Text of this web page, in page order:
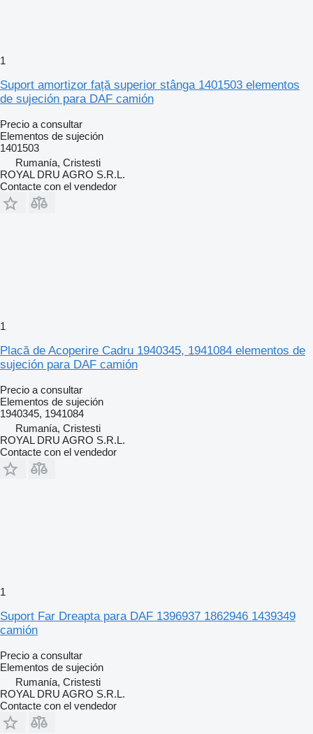
1
Suport amortizor față superior stânga 1401503 elementos
de sujeción para DAF camión
Precio a consultar
Elementos de sujeción
1401503
Rumanía, Cristesti
ROYAL DRU AGRO S.R.L.
Contacte con el vendedor
1
Placă de Acoperire Cadru 1940345, 1941084 elementos de
sujeción para DAF camión
Precio a consultar
Elementos de sujeción
1940345, 1941084
Rumanía, Cristesti
ROYAL DRU AGRO S.R.L.
Contacte con el vendedor
1
Suport Far Dreapta para DAF 1396937 1862946 1439349
camión
Precio a consultar
Elementos de sujeción
Rumanía, Cristesti
ROYAL DRU AGRO S.R.L.
Contacte con el vendedor